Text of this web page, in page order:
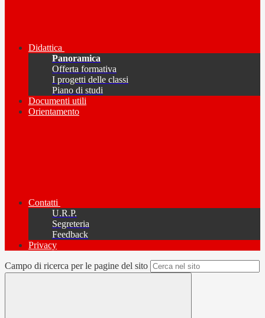
Didattica
Panoramica
Offerta formativa
I progetti delle classi
Piano di studi
Documenti utili
Orientamento
Contatti
U.R.P.
Segreteria
Feedback
Privacy
Campo di ricerca per le pagine del sito